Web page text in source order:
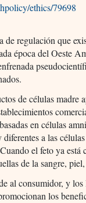
ethics/79698
regulación que
época del Oeste
de células madre
en células
a las
el feto ya está
de la sangre,
al consumidor, y los
los